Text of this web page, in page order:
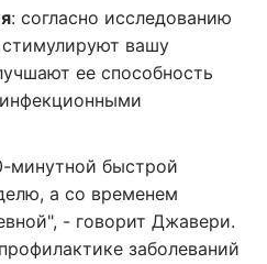
: согласно исследованию
вашу
ее способность
минутной быстрой
а со временем
- говорит Джавери.
заболеваний